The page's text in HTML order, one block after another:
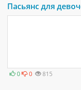
Пасьянс для
0 0 815